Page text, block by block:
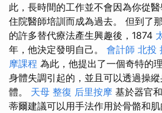
此，長時間的工作並不會因為你從
住院醫師培訓而成為過去。 但到了
的許多替代療法產生興趣後，1874
年，他決定發明自己。 會計師 北投
摩課程 為此，他提出了一個奇特的
身體失調引起的，並且可以透過操
體。 天母 整復 后里按摩 基於器官
蒂爾建議可以用手法作用於骨骼和